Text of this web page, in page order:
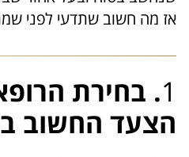
אז מה חשוב שתדעי לפני
1. בחירת
הצעד החשוב